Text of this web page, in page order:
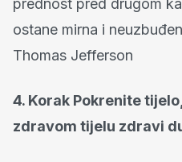
prednost pred drugom
ostane mirna i
Thomas Jefferson
4. Korak Pokrenite
zdravom tijelu zdravi